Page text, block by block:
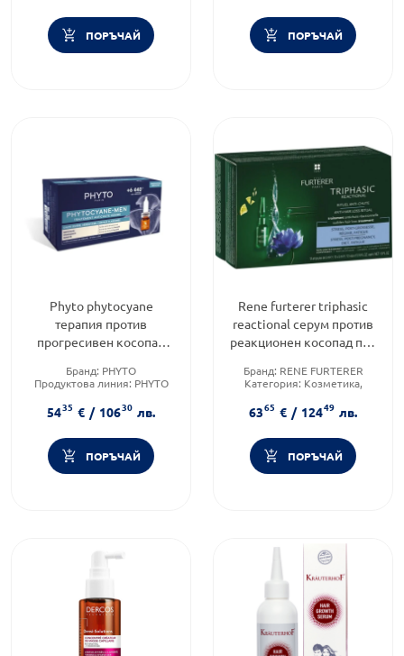
ПОРЪЧАЙ ПОРЪЧАЙ
Phyto phytocyane
терапия против
прогресивен косопад
Бранд: PHYTO
Продуктова линия: PHYTO
Тип продукт:Терапия
5435 € / 10630 лв.
ПОРЪЧАЙ
Rene furterer triphasic
reactional серум против
реакционен косопад при
Бранд: RENE FURTERER
Категория: Козметика,
Форма на продукта: серум
6365 € / 12449 лв.
ПОРЪЧАЙ